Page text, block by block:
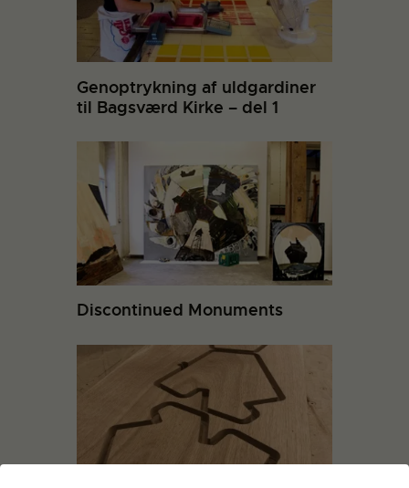
Genoptrykning af uldgardiner
til Bagsværd Kirke – del 1
Discontinued Monuments